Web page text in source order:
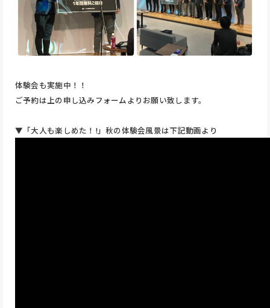
体験会も実施中！！
ご予約は上の申し込みフォームよりお願い致します。
▼「大人も楽しめた！!」秋の体験会風景は下記動画より